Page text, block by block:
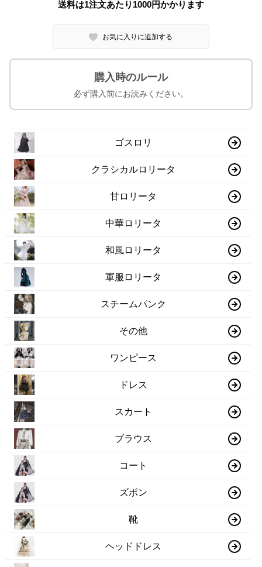
送料は1注文あたり 1000円かかります
お気に入りに追加する
購入時のルール
必ず購入前にお読みください。
ゴスロリ
クラシカルロリータ
甘ロリータ
中華ロリータ
和風ロリータ
軍服ロリータ
スチームパンク
その他
ワンピース
ドレス
スカート
ブラウス
コート
ズボン
靴
ヘッドドレス